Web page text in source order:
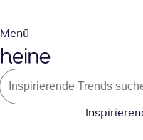
Menü